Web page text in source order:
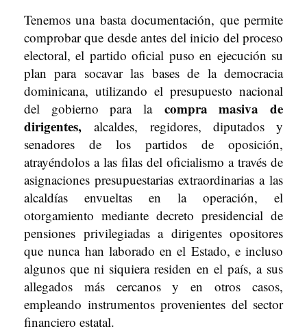
Tenemos una basta documentación, que permite
comprobar que desde antes del inicio del proceso
electoral, el partido oficial puso en ejecución su
plan para socavar las bases de la democracia
dominicana, utilizando el presupuesto nacional
del gobierno para la compra masiva de
dirigentes, alcaldes, regidores, diputados y
senadores de los partidos de oposición,
atrayéndolos a las filas del oficialismo a través de
asignaciones presupuestarias extraordinarias a las
alcaldías envueltas en la operación, el
otorgamiento mediante decreto presidencial de
pensiones privilegiadas a dirigentes opositores
que nunca han laborado en el Estado, e incluso
algunos que ni siquiera residen en el país, a sus
allegados más cercanos y en otros casos,
empleando instrumentos provenientes del sector
financiero estatal.